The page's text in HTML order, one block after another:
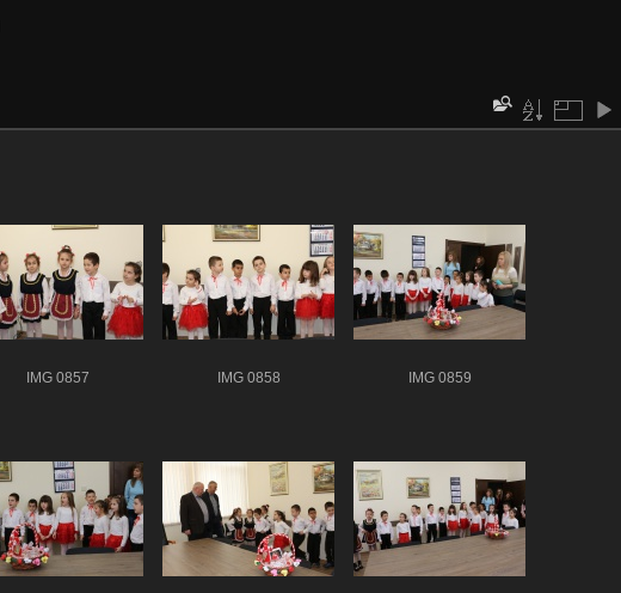
IMG 0857 IMG 0858 IMG 0859